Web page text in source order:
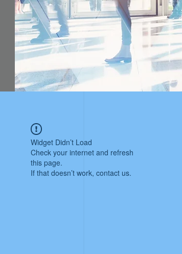
Widget Didn’t Load
Check your internet and refresh
this page.
If that doesn’t work, contact us.